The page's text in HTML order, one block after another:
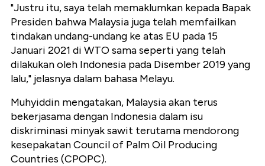
"Justru itu, saya telah memaklumkan kepada Bapak
Presiden bahwa Malaysia juga telah memfailkan
tindakan undang-undang ke atas EU pada 15
Januari 2021 di WTO sama seperti yang telah
dilakukan oleh Indonesia pada Disember 2019 yang
lalu," jelasnya dalam bahasa Melayu.
Muhyiddin mengatakan, Malaysia akan terus
bekerjasama dengan Indonesia dalam isu
diskriminasi minyak sawit terutama mendorong
kesepakatan Council of Palm Oil Producing
Countries (CPOPC).